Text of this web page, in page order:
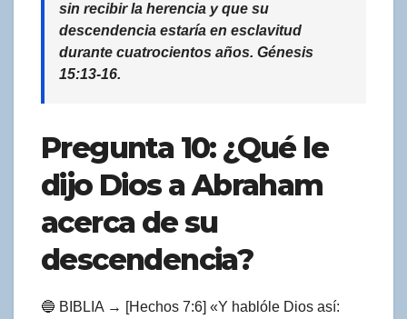
sin recibir la herencia y que su
descendencia estaría en esclavitud
durante cuatrocientos años. Génesis
15:13-16.
Pregunta 10: ¿Qué le
dijo Dios a Abraham
acerca de su
descendencia?
🔵 BIBLIA → [Hechos 7:6] «Y hablóle Dios así: